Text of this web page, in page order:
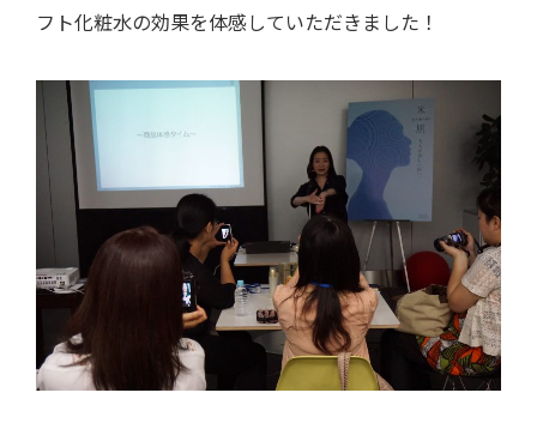
フト化粧水の効果を体感していただきました！